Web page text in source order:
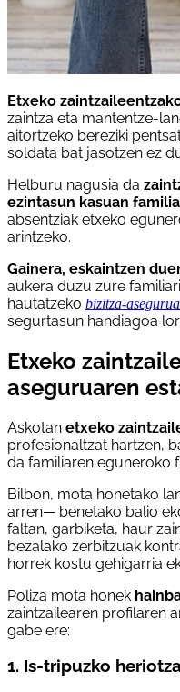
Etxeko
zaintza eta mantentze-
aitortzeko bereziki
soldata bat jasotzen ez
Helburu nagusia da
ezintasun kasuan
absentziak etxeko
arintzeko.
Gainera, eskaintzen
aukera duzu zure
hautatzeko bizitza-
segurtasun handiagoa
Etxeko
aseguruaren
Askotan etxeko
profesionaltzat hartzen,
da familiaren eguneroko
Bilbon, mota honetako
arren— benetako balio
faltan, garbiketa, haur
bezalako zerbitzuak
horrek kostu gehigarria
Poliza mota honek
zaintzailearen profilaren
gabe ere:
1. Is-tripuzko